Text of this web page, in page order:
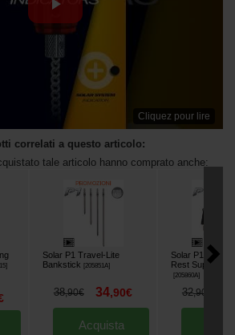
Cliquez pour lire
correlati a questo articolo:
tale articolo hanno comprato anche:
]
Solar P1 Travel-Lite
Bankstick
[205851A]
38,90€ 34,90€
Acquista
Solar P1
Rest Supporto
[205860A]
32,90